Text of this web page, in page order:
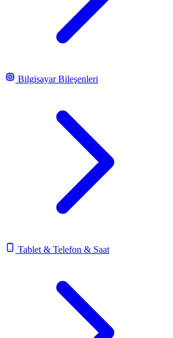
Bilgisayar Bileşenleri
Tablet & Telefon & Saat